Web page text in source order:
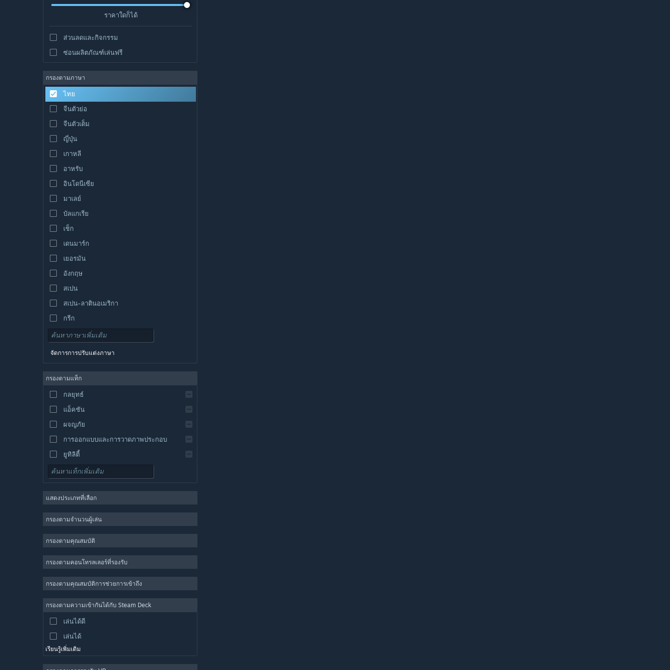
ราคาใดก็ได้
ส่วนลดและกิจกรรม
ซ่อนผลิตภัณฑ์เล่นฟรี
กรองตามภาษา
ไทย
จีนตัวย่อ
จีนตัวเต็ม
ญี่ปุ่น
เกาหลี
อาหรับ
อินโดนีเซีย
มาเลย์
บัลแกเรีย
เช็ก
เดนมาร์ก
เยอรมัน
อังกฤษ
สเปน
สเปน-ลาตินอเมริกา
กรีก
จัดการการปรับแต่งภาษา
กรองตามแท็ก
กลยุทธ์
แอ็คชัน
ผจญภัย
การออกแบบและการวาดภาพประกอบ
ยูทิลิตี้
เล่นฟรี
ผู้เล่นหลายคนจำนวนมาก
แคชชวล
จำลองสถานการณ์
กีฬา
การผลิตวิดีโอ
การแก้ไขรูปภาพ
แสดงประเภทที่เลือก
กรองตามจำนวนผู้เล่น
กรองตามคุณสมบัติ
กรองตามคอนโทรลเลอร์ที่รองรับ
กรองตามคุณสมบัติการช่วยการเข้าถึง
กรองตามความเข้ากันได้กับ Steam Deck
เล่นได้ดี
เล่นได้
เรียนรู้เพิ่มเติม